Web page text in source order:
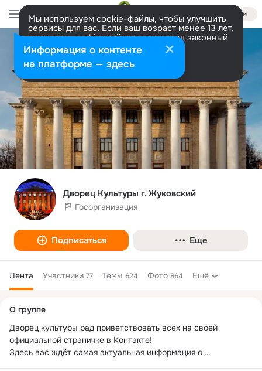
Войти
Мы используем cookie-файлы, чтобы улучшить
сервисы для вас. Если ваш возраст менее 13 лет,
настроить cookie-файлы должен ваш законный
представитель. Больше информации
Разрешить все Настроить
Дворец Культуры г. Жуковский
Госорганизация
Подписаться Еще
Лента Участники 77 Темы 624 Фото 864 Ещё
колонка
О группе
Дворец культуры рад приветствовать всех на своей
официальной страничке в Контакте!
Здесь вас ждёт самая актуальная информация о
Информация о контенте
на платформе — здесь